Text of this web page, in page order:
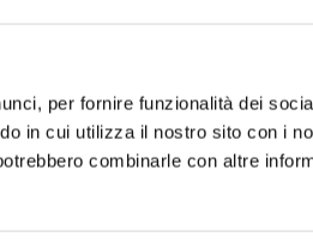
per fornire funzionalità dei
in cui utilizza il nostro sito con i
combinarle con altre